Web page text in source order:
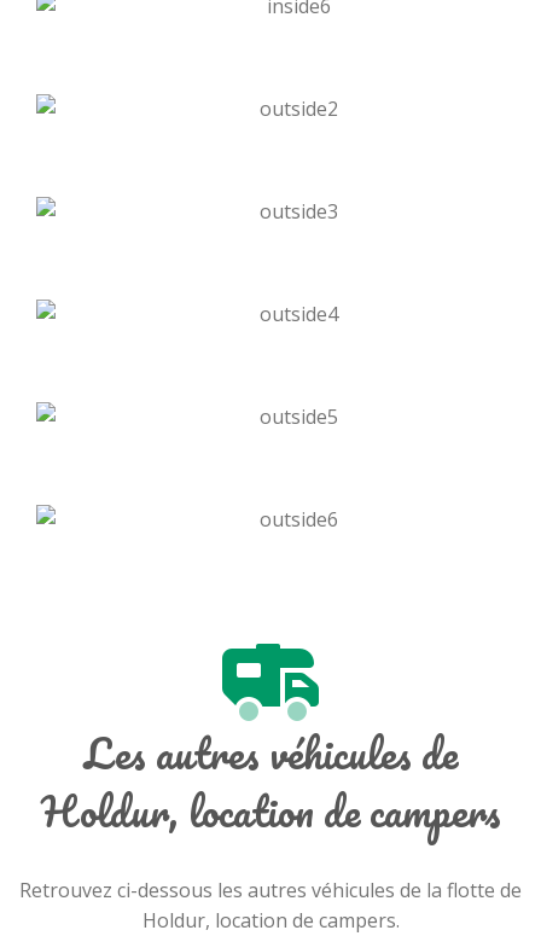
Les autres véhicules de
Holdur, location de campers
Retrouvez ci-dessous les autres véhicules de la flotte de
Holdur, location de campers.